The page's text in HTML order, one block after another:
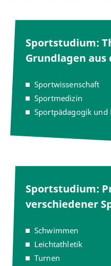
Sportstudium:
Grundlagen aus
Sportwissenschaft
Sportmedizin
Sportpädagogik und
Sportstudium:
verschiedener
Schwimmen
Leichtathletik
Turnen